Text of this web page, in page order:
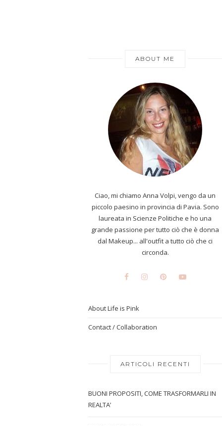
ABOUT ME
Ciao, mi chiamo Anna Volpi, vengo da un
piccolo paesino in provincia di Pavia. Sono
laureata in Scienze Politiche e ho una
grande passione per tutto ciò che è donna
dal Makeup... all'outfit a tutto ciò che ci
circonda.
About Life is Pink
Contact / Collaboration
ARTICOLI RECENTI
BUONI PROPOSITI, COME TRASFORMARLI IN
REALTA’